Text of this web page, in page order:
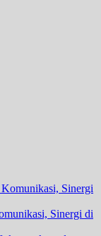
Sinergi di